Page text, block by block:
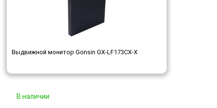
Выдвижной монитор Gonsin GX-LF173CX-X
В наличии